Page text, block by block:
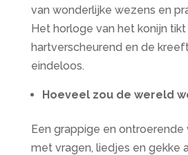
van wonderlijke wezens en
Het horloge van het konijn tikt
hartverscheurend en de
eindeloos.
Hoeveel zou de wereld
Een grappige en
met vragen, liedjes en gekke